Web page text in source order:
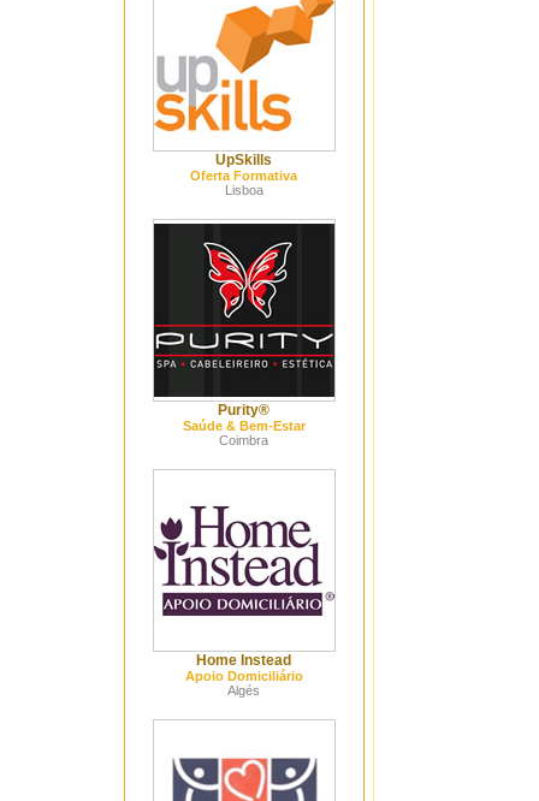
UpSkills
Oferta Formativa
Lisboa
Purity®
Saúde & Bem-Estar
Coimbra
Home Instead
Apoio Domiciliário
Algés